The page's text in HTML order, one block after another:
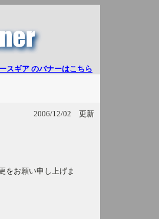
スギア のバナーはこちら
2006/12/02 更新
お願い申し上げま